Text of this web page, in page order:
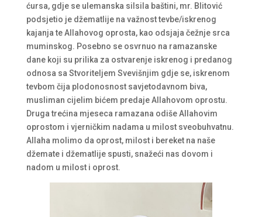
ćursa, gdje se ulemanska silsila baštini, mr. Blitović
podsjetio je džematlije na važnost tevbe/iskrenog
kajanja te Allahovog oprosta, kao odsjaja čežnje srca
muminskog. Posebno se osvrnuo na ramazanske
dane koji su prilika za ostvarenje iskrenog i predanog
odnosa sa Stvoriteljem Svevišnjim gdje se, iskrenom
tevbom čija plodonosnost savjetodavnom biva,
musliman cijelim bićem predaje Allahovom oprostu.
Druga trećina mjeseca ramazana odiše Allahovim
oprostom i vjerničkim nadama u milost sveobuhvatnu.
Allaha molimo da oprost, milost i bereket na naše
džemate i džematlije spusti, snažeći nas dovom i
nadom u milost i oprost.